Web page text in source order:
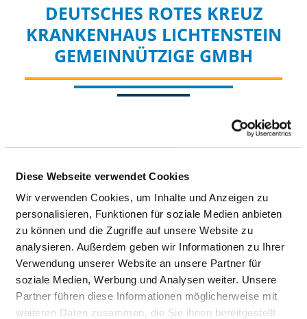
Diese Webseite verwendet Cookies
Wir verwenden Cookies, um Inhalte und Anzeigen zu
personalisieren, Funktionen für soziale Medien anbieten
zu können und die Zugriffe auf unsere Website zu
analysieren. Außerdem geben wir Informationen zu Ihrer
Verwendung unserer Website an unsere Partner für
soziale Medien, Werbung und Analysen weiter. Unsere
Partner führen diese Informationen möglicherweise mit
weiteren Daten zusammen, die Sie ihnen bereitgestellt
DEUTSCHES ROTES KREUZ
KRANKENHAUS LICHTENSTEIN
GEMEINNÜTZIGE GMBH
Passend dazu:
Pflegepersonal
Therapeutisches Personal
ÄRZTE UND ÄRZTINNEN
Hier finden Sie Angaben zum medizinischen Personal